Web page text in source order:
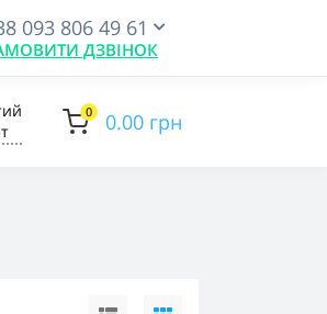
093 806 49 61
ДЗВІНОК
0 0.00 грн